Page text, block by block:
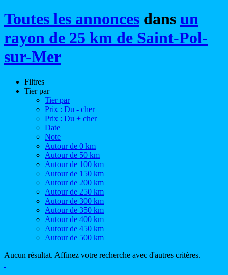
Toutes les annonces dans un
rayon de 25 km de Saint-Pol-
sur-Mer
Filtres
Tier par
Tier par
Prix : Du - cher
Prix : Du + cher
Date
Note
Autour de 0 km
Autour de 50 km
Autour de 100 km
Autour de 150 km
Autour de 200 km
Autour de 250 km
Autour de 300 km
Autour de 350 km
Autour de 400 km
Autour de 450 km
Autour de 500 km
Aucun résultat. Affinez votre recherche avec d'autres critères.